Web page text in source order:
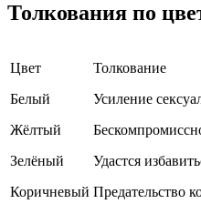
Толкования по
Цвет
Толкование
Белый
Усиление
Жёлтый
Зелёный
Удастся
Коричневый Предательство